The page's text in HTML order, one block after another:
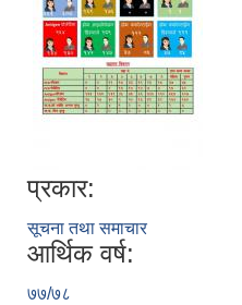
प्रकार:
सूचना तथा समाचार
आर्थिक वर्ष:
७७/७८